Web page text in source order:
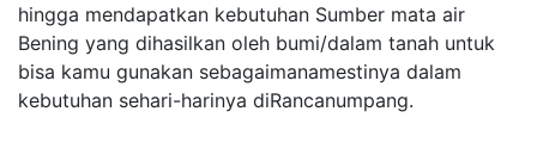
hingga mendapatkan kebutuhan Sumber mata air
Bening yang dihasilkan oleh bumi/dalam tanah untuk
bisa kamu gunakan sebagaimanamestinya dalam
kebutuhan sehari-harinya diRancanumpang.